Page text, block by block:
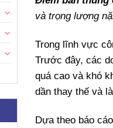
và trọng lượng
Trong lĩnh vực
Trước đây, các
quá cao và khó
dần thay thế và
Dựa theo báo